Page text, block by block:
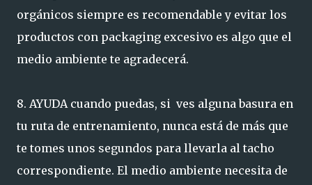
orgánicos siempre es recomendable y evitar los
productos con packaging excesivo es algo que el
medio ambiente te agradecerá.
8. AYUDA cuando puedas, si ves alguna basura en
tu ruta de entrenamiento, nunca está de más que
te tomes unos segundos para llevarla al tacho
correspondiente. El medio ambiente necesita de